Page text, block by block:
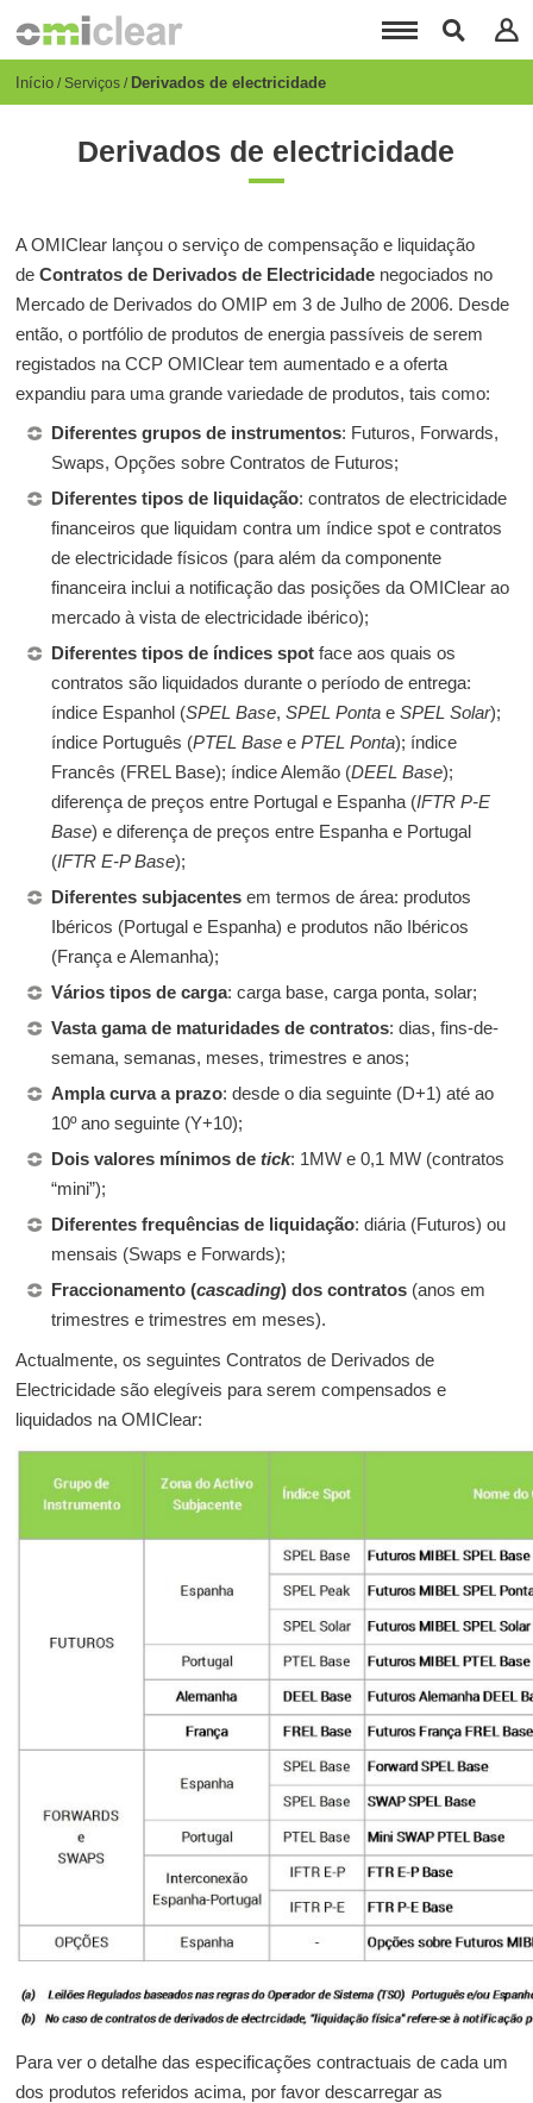
para
conteúdo
Breadcrumb
Início Serviços Derivados de electricidade
Derivados de electricidade
A OMIClear lançou o serviço de compensação e liquidação
deContratos de Derivados de Electricidade negociados no
Mercado de Derivados do OMIP em 3 de Julho de 2006. Desde
então, o portfólio de produtos de energia passíveis de serem
registados na CCP OMIClear tem aumentado e a oferta
expandiu para uma grande variedade de produtos, tais como:
Diferentes grupos de instrumentos: Futuros, Forwards,
Swaps, Opções sobre Contratos de Futuros;
Diferentes tipos de liquidação: contratos de electricidade
financeiros que liquidam contra um índice spot e contratos
de electricidade físicos (para além da componente
financeira inclui a notificação das posições da OMIClear ao
mercado à vista de electricidade ibérico);
Diferentes tipos de índices spotface aos quais os
contratos são liquidados durante o período de entrega:
índice Espanhol (SPEL Base,SPEL Ponta eSPEL Solar);
índice Português (PTEL Base ePTEL Ponta); índice
Francês (FREL Base); índice Alemão (DEEL Base);
diferença de preços entre Portugal e Espanha (IFTR P-E
Base) e diferença de preços entre Espanha e Portugal
(IFTR E-P Base);
Diferentes subjacentesem termos de área: produtos
Ibéricos (Portugal e Espanha) e produtos não Ibéricos
(França e Alemanha);
Vários tipos de carga: carga base, carga ponta, solar;
Vasta gama de maturidades de contratos: dias, fins-de-
semana, semanas, meses, trimestres e anos;
Ampla curva a prazo: desde o dia seguinte (D+1) até ao
10º ano seguinte (Y+10);
Dois valores mínimos detick: 1MW e 0,1 MW (contratos
“mini”);
Diferentes frequências de liquidação: diária (Futuros) ou
mensais (Swaps e Forwards);
Fraccionamento (cascading) dos contratos (anos em
trimestres e trimestres em meses).
Actualmente, os seguintes Contratos de Derivados de
Electricidade são elegíveis para serem compensados e
liquidados na OMIClear:
Para ver o detalhe das especificações contractuais de cada um
dos produtos referidos acima, por favor descarregar as